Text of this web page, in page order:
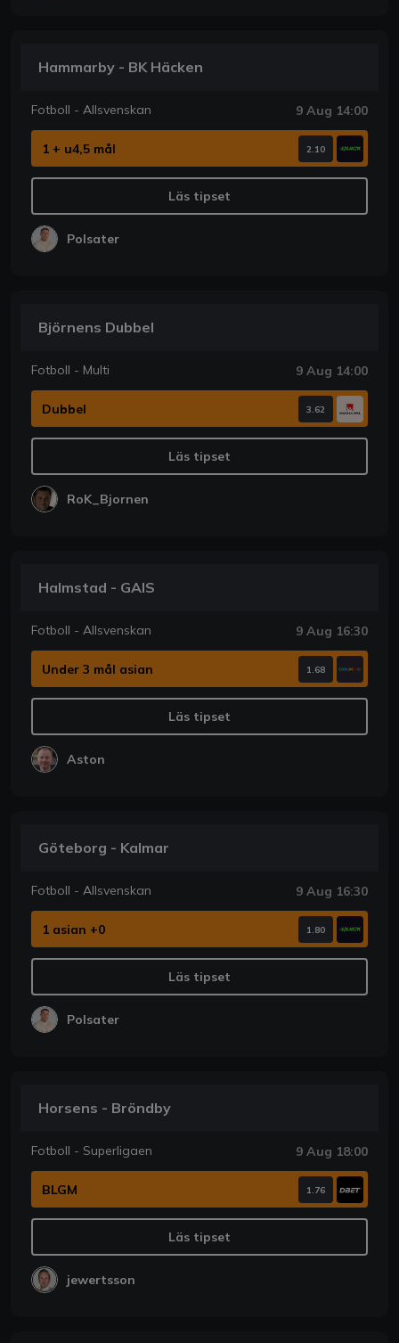
Hammarby - BK Häcken
Fotboll - Allsvenskan 9 Aug 14:00
1 + u4,5 mål 2.10
Läs tipset
Polsater
Björnens Dubbel
Fotboll - Multi 9 Aug 14:00
Dubbel 3.62
Läs tipset
RoK_Bjornen
Halmstad - GAIS
Fotboll - Allsvenskan 9 Aug 16:30
Under 3 mål asian 1.68
Läs tipset
Aston
Göteborg - Kalmar
Fotboll - Allsvenskan 9 Aug 16:30
1 asian +0 1.80
Läs tipset
Polsater
Horsens - Bröndby
Fotboll - Superligaen 9 Aug 18:00
BLGM 1.76
Läs tipset
jewertsson